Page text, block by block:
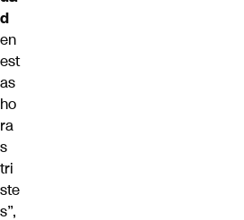
d
en
est
as
ho
ra
s
tri
ste
s”,